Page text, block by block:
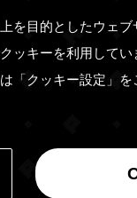
を目的としたウェ
ッキーを利用して
「クッキー設定」